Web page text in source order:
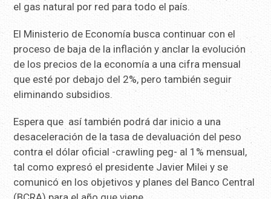
el gas natural por red para todo el país.
El Ministerio de Economía busca continuar con el
proceso de baja de la inflación y anclar la evolución
de los precios de la economía a una cifra mensual
que esté por debajo del 2%, pero también seguir
eliminando subsidios.
Espera que así también podrá dar inicio a una
desaceleración de la tasa de devaluación del peso
contra el dólar oficial -crawling peg- al 1% mensual,
tal como expresó el presidente Javier Milei y se
comunicó en los objetivos y planes del Banco Central